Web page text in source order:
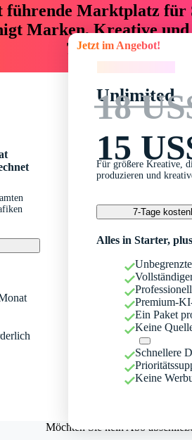
führende Marktplatz für
Marken, Kreative
76 % an Zeit
Jetzt im Angebot!
Unlimited
18
15
Für größere Kreative,
produzieren und
7-Tage
Alles in Starter,
Premium-
Ein Paket
Keine
Schnellere
Keine
Möchten Sie kein Abo